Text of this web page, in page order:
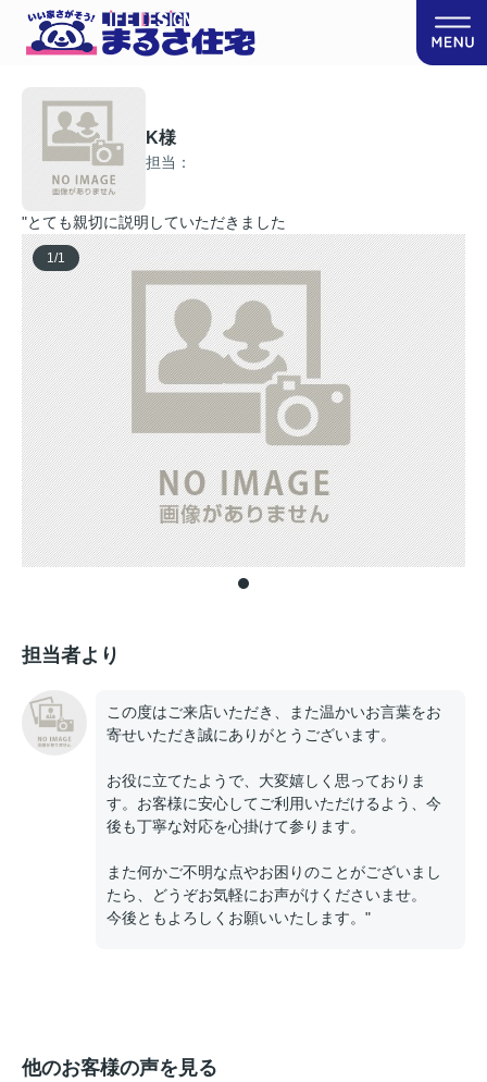
K様
担当：
"とても親切に説明していただきました
1/1
担当者より
この度はご来店いただき、また温かいお言葉をお
寄せいただき誠にありがとうございます。
お役に立てたようで、大変嬉しく思っておりま
す。お客様に安心してご利用いただけるよう、今
後も丁寧な対応を心掛けて参ります。
また何かご不明な点やお困りのことがございまし
たら、どうぞお気軽にお声がけくださいませ。
今後ともよろしくお願いいたします。"
他のお客様の声を見る